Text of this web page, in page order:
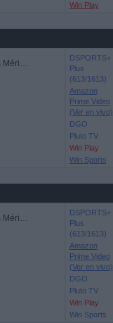
Win Play
Estudiantes Mérida Academy
DSPORTS+
Plus
(613/1613)
Amazon
Prime Video
(Ver en vivo)
DGO
Pluto TV
Win Play
Win Sports
Estudiantes Mérida Academy
DSPORTS+
Plus
(613/1613)
Amazon
Prime Video
(Ver en vivo)
DGO
Pluto TV
Win Play
Win Sports